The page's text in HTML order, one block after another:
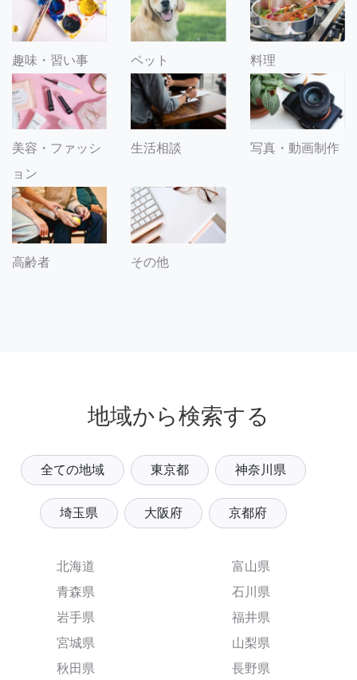
趣味・習い事 ペット 料理
美容・ファッシ
ョン
生活相談 写真・動画制作
高齢者 その他
地域から検索する
全ての地域 東京都 神奈川県
埼玉県 大阪府 京都府
北海道
青森県
岩手県
宮城県
秋田県
富山県
石川県
福井県
山梨県
長野県